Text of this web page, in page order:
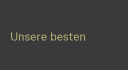
Unsere besten